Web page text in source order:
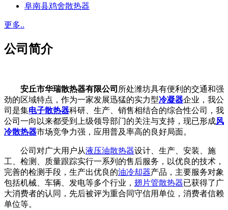
阜南县鸡舍散热器
更多..
公司简介
安丘市华瑞散热器有限公司 所处潍坊具有便利的交通和强
劲的区域特点，作为一家发展迅猛的实力型冷凝器企业，我公
司是集电子散热器科研、生产、销售相结合的综合性公司，我
公司一向以来都受到上级领导部门的关注与支持，现已形成风
冷散热器市场竞争力强，应用普及率高的良好局面。
公司对广大用户从液压油散热器设计、生产、安装、施
工、检测、质量跟踪实行一系列的售后服务，以优良的技术，
完善的检测手段，生产出优良的油冷却器产品，主要服务对象
包括机械、车辆、发电等多个行业， 翅片管散热器已获得了广
大消费者的认同，先后被评为重合同守信用单位，消费者信赖
单位等。